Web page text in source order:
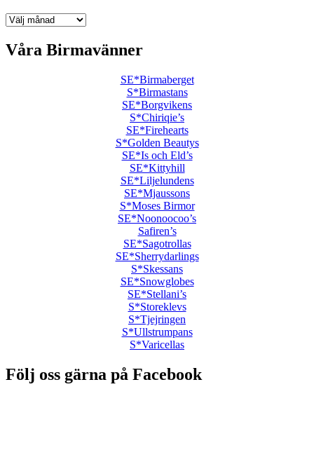
Arkiv
Våra Birmavänner
SE*Birmaberget
S*Birmastans
SE*Borgvikens
S*Chiriqie’s
SE*Firehearts
S*Golden Beautys
SE*Is och Eld’s
SE*Kittyhill
SE*Liljelundens
SE*Mjaussons
S*Moses Birmor
SE*Noonoocoo’s
Safiren’s
SE*Sagotrollas
SE*Sherrydarlings
S*Skessans
SE*Snowglobes
SE*Stellani’s
S*Storeklevs
S*Tjejringen
S*Ullstrumpans
S*Varicellas
Följ oss gärna på Facebook